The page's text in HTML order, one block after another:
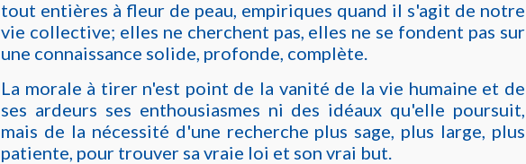
tout entières à fleur de peau, empiriques quand il s'agit de notre
vie collective; elles ne cherchent pas, elles ne se fondent pas sur
une connaissance solide, profonde, complète.
La morale à tirer n'est point de la vanité de la vie humaine et de
ses ardeurs ses enthousiasmes ni des idéaux qu'elle poursuit,
mais de la nécessité d'une recherche plus sage, plus large, plus
patiente, pour trouver sa vraie loi et son vrai but.